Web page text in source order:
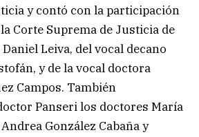
y contó con la participación
Corte Suprema de Justicia de
Leiva, del vocal decano
y de la vocal doctora
Campos. También
Panseri los doctores María
González Cabaña y